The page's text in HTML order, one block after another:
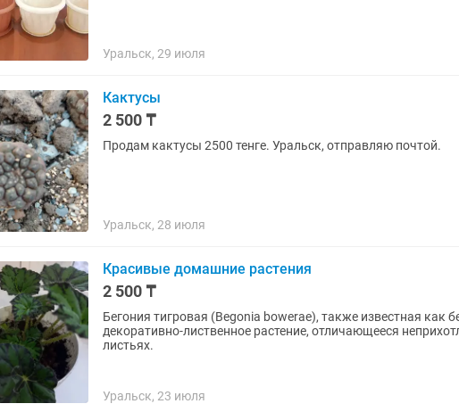
Уральск, 29 июля
Кактусы
2 500 ₸
Продам кактусы 2500 тенге. Уральск, отправляю почтой.
Уральск, 28 июля
Красивые домашние растения
2 500 ₸
Бегония тигровая (Begonia bowerae), также известная как
декоративно-лиственное растение, отличающееся
листьях.
Уральск, 23 июля